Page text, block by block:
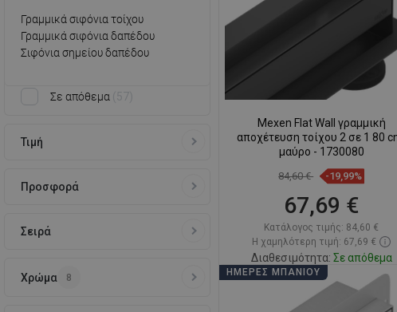
Γραμμικά σιφόνια τοίχου
Γραμμικά σιφόνια δαπέδου
Σιφόνια σημείου δαπέδου
Σε απόθεμα 57
Τιμή
Προσφορά
Σειρά
Χρώμα 8
Mexen Flat Wall γραμμική
αποχέτευση τοίχου 2 σε 1 80
μαύρο - 1730080
84,60 € -19,99%
67,69 €
Κατάλογος τιμής: 84,60 €
Η χαμηλότερη τιμή: 67,69 €
Διαθεσιμότητα: Σε απόθεμα
Στο καλάθι
ΗΜΈΡΕΣ ΜΠΆΝΙΟΥ